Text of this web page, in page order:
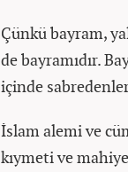
Çünkü bayram,
de bayramıdır.
içinde
İslam alemi ve
kıymeti ve